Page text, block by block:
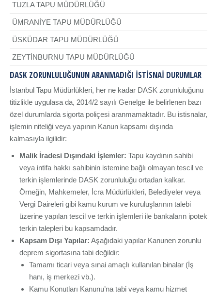
TUZLA TAPU MÜDÜRLÜĞÜ
ÜMRANİYE TAPU MÜDÜRLÜĞÜ
ÜSKÜDAR TAPU MÜDÜRLÜĞÜ
ZEYTİNBURNU TAPU MÜDÜRLÜĞÜ
DASK ZORUNLULUĞUNUN ARANMADIĞI İSTISNAI DURUMLAR
İstanbul Tapu Müdürlükleri, her ne kadar DASK zorunluluğunu
titizlikle uygulasa da, 2014/2 sayılı Genelge ile belirlenen bazı
özel durumlarda sigorta poliçesi aranmamaktadır. Bu istisnalar,
işlemin niteliği veya yapının Kanun kapsamı dışında
kalmasıyla ilgilidir:
Malik İradesi Dışındaki İşlemler: Tapu kaydının sahibi
veya intifa hakkı sahibinin istemine bağlı olmayan tescil ve
terkin işlemlerinde DASK zorunluluğu ortadan kalkar.
Örneğin, Mahkemeler, İcra Müdürlükleri, Belediyeler veya
Vergi Daireleri gibi kamu kurum ve kuruluşlarının talebi
üzerine yapılan tescil ve terkin işlemleri ile bankaların ipotek
terkin talepleri bu kapsamdadır.
Kapsam Dışı Yapılar: Aşağıdaki yapılar Kanunen zorunlu
deprem sigortasına tabi değildir:
Tamamı ticari veya sınai amaçlı kullanılan binalar (İş
hanı, iş merkezi vb.).
Kamu Konutları Kanunu’na tabi veya kamu hizmet